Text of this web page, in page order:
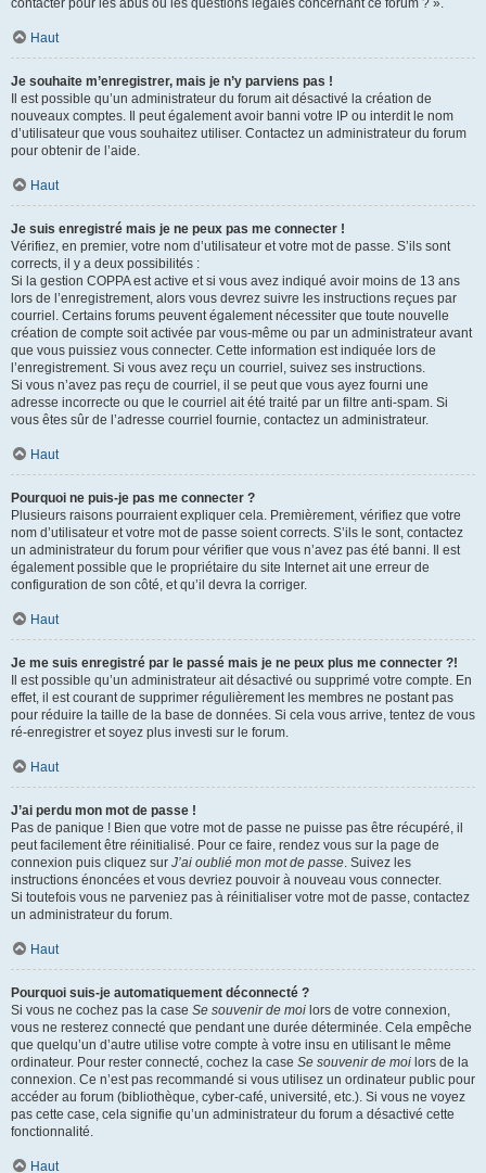
contacter pour les abus ou les questions légales concernant ce forum ? ».
Haut
Je souhaite m’enregistrer, mais je n’y parviens pas !
Il est possible qu’un administrateur du forum ait désactivé la création de
nouveaux comptes. Il peut également avoir banni votre IP ou interdit le nom
d’utilisateur que vous souhaitez utiliser. Contactez un administrateur du forum
pour obtenir de l’aide.
Haut
Je suis enregistré mais je ne peux pas me connecter !
Vérifiez, en premier, votre nom d’utilisateur et votre mot de passe. S’ils sont
corrects, il y a deux possibilités :
Si la gestion COPPA est active et si vous avez indiqué avoir moins de 13 ans
lors de l’enregistrement, alors vous devrez suivre les instructions reçues par
courriel. Certains forums peuvent également nécessiter que toute nouvelle
création de compte soit activée par vous-même ou par un administrateur avant
que vous puissiez vous connecter. Cette information est indiquée lors de
l’enregistrement. Si vous avez reçu un courriel, suivez ses instructions.
Si vous n’avez pas reçu de courriel, il se peut que vous ayez fourni une
adresse incorrecte ou que le courriel ait été traité par un filtre anti-spam. Si
vous êtes sûr de l’adresse courriel fournie, contactez un administrateur.
Haut
Pourquoi ne puis-je pas me connecter ?
Plusieurs raisons pourraient expliquer cela. Premièrement, vérifiez que votre
nom d’utilisateur et votre mot de passe soient corrects. S’ils le sont, contactez
un administrateur du forum pour vérifier que vous n’avez pas été banni. Il est
également possible que le propriétaire du site Internet ait une erreur de
configuration de son côté, et qu’il devra la corriger.
Haut
Je me suis enregistré par le passé mais je ne peux plus me connecter ?!
Il est possible qu’un administrateur ait désactivé ou supprimé votre compte. En
effet, il est courant de supprimer régulièrement les membres ne postant pas
pour réduire la taille de la base de données. Si cela vous arrive, tentez de vous
ré-enregistrer et soyez plus investi sur le forum.
Haut
J’ai perdu mon mot de passe !
Pas de panique ! Bien que votre mot de passe ne puisse pas être récupéré, il
peut facilement être réinitialisé. Pour ce faire, rendez vous sur la page de
connexion puis cliquez sur J’ai oublié mon mot de passe. Suivez les
instructions énoncées et vous devriez pouvoir à nouveau vous connecter.
Si toutefois vous ne parveniez pas à réinitialiser votre mot de passe, contactez
un administrateur du forum.
Haut
Pourquoi suis-je automatiquement déconnecté ?
Si vous ne cochez pas la case Se souvenir de moi lors de votre connexion,
vous ne resterez connecté que pendant une durée déterminée. Cela empêche
que quelqu’un d’autre utilise votre compte à votre insu en utilisant le même
ordinateur. Pour rester connecté, cochez la case Se souvenir de moi lors de la
connexion. Ce n’est pas recommandé si vous utilisez un ordinateur public pour
accéder au forum (bibliothèque, cyber-café, université, etc.). Si vous ne voyez
pas cette case, cela signifie qu’un administrateur du forum a désactivé cette
fonctionnalité.
Haut